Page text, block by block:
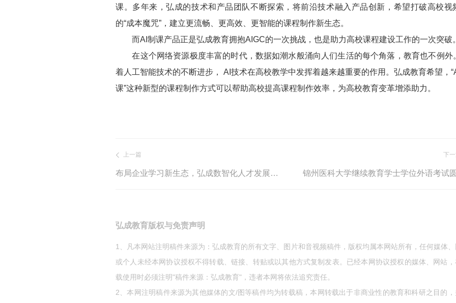
课。多年来，弘成的技术和产品团队不断探索，将前沿技术融入产品创新，希望打破高校视
的“成本魔咒”，建立更流畅、更高效、更智能的课程制作新生态。
而AI制课产品正是弘成教育拥抱AIGC的一次挑战，也是助力高校课程建设工作的一次突破。
在这个网络资源极度丰富的时代，数据如潮水般涌向人们生活的每个角落，教育也不例外
着人工智能技术的不断进步， AI技术在高校教学中发挥着越来越重要的作用。弘成教育希望，
课”这种新型的课程制作方式可以帮助高校提高课程制作效率，为高校教育变革增添助力。
上一篇
布局企业学习新生态，弘成数智化人才发展系统多维突破
下
弘成教育版权与免责声明
1、凡本网站注明稿件来源为：弘成教育的所有文字、图片和音视频稿件，版权均属本网站所有，任何媒体
或个人未经本网协议授权不得转载、链接、转贴或以其他方式复制发表。已经本网协议授权的媒体、网站，
载使用时必须注明"稿件来源：弘成教育"，违者本网将依法追究责任。
2、本网注明稿件来源为其他媒体的文/图等稿件均为转载稿，本网转载出于非商业性的教育和科研之目的，